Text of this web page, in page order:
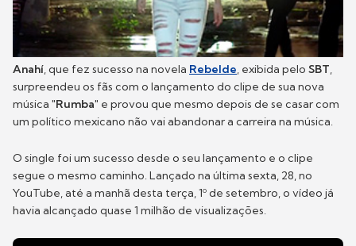
Anahí, que fez sucesso na novela Rebelde, exibida pelo SBT,
surpreendeu os fãs com o lançamento do clipe de sua nova
música "Rumba" e provou que mesmo depois de se casar com
um político mexicano não vai abandonar a carreira na música.
O single foi um sucesso desde o seu lançamento e o clipe
segue o mesmo caminho. Lançado na última sexta, 28, no
YouTube, até a manhã desta terça, 1º de setembro, o vídeo já
havia alcançado quase 1 milhão de visualizações.